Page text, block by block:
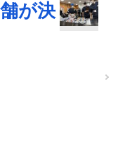
が決